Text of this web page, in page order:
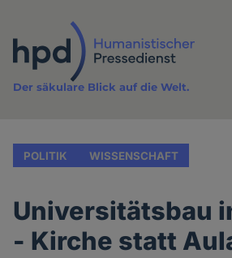
Inhalt
Der säkulare Blick auf die Welt.
POLITIK WISSENSCHAFT
Universitätsbau
- Kirche statt